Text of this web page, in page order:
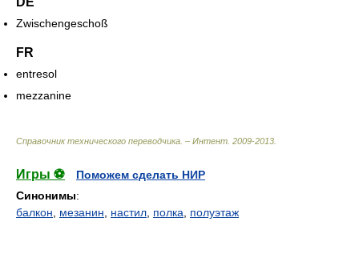
Zwischengeschoß
FR
entresol
mezzanine
Справочник технического переводчика. – Интент 2009-2013
Игры ⚽
Поможем сделать НИР
Синонимы:
балкон
мезанин настил полка полуэтаж